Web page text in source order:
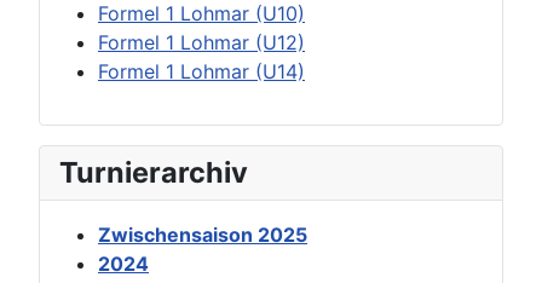
Formel 1 Lohmar (U10)
Formel 1 Lohmar (U12)
Formel 1 Lohmar (U14)
Turnierarchiv
Zwischensaison 2025
2024